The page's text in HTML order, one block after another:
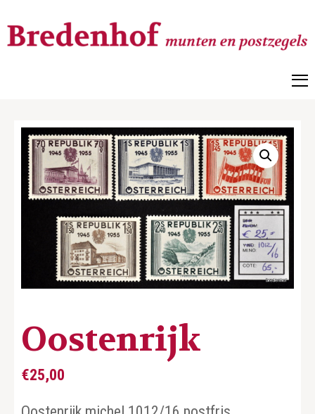
Oostenrijk
€25,00